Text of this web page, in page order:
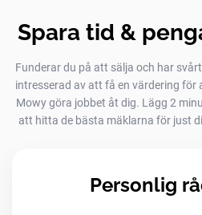
Spara tid &
Funderar du på att sälja och har
intresserad av att få en värdering för
Mowy göra jobbet åt dig. Lägg 2
att hitta de bästa mäklarna för just
Personlig